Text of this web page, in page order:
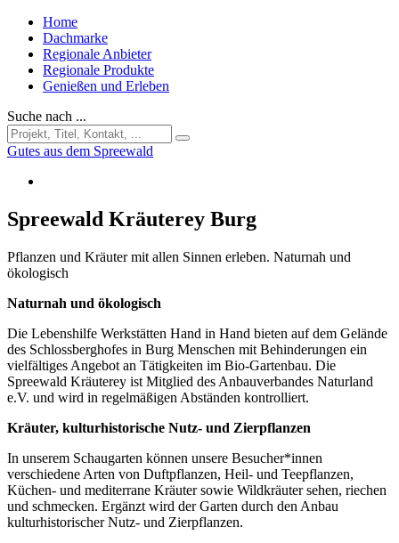
Home
Dachmarke
Regionale Anbieter
Regionale Produkte
Genießen und Erleben
Suche nach ...
Gutes aus dem Spreewald
Spreewald Kräuterey Burg
Pflanzen und Kräuter mit allen Sinnen erleben. Naturnah und
ökologisch
Naturnah und ökologisch
Die Lebenshilfe Werkstätten Hand in Hand bieten auf dem Gelände
des Schlossberghofes in Burg Menschen mit Behinderungen ein
vielfältiges Angebot an Tätigkeiten im Bio-Gartenbau. Die
Spreewald Kräuterey ist Mitglied des Anbauverbandes Naturland
e.V. und wird in regelmäßigen Abständen kontrolliert.
Kräuter, kulturhistorische Nutz- und Zierpflanzen
In unserem Schaugarten können unsere Besucher*innen
verschiedene Arten von Duftpflanzen, Heil- und Teepflanzen,
Küchen- und mediterrane Kräuter sowie Wildkräuter sehen, riechen
und schmecken. Ergänzt wird der Garten durch den Anbau
kulturhistorischer Nutz- und Zierpflanzen.